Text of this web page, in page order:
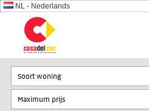
NL - Nederlands
Soort woning